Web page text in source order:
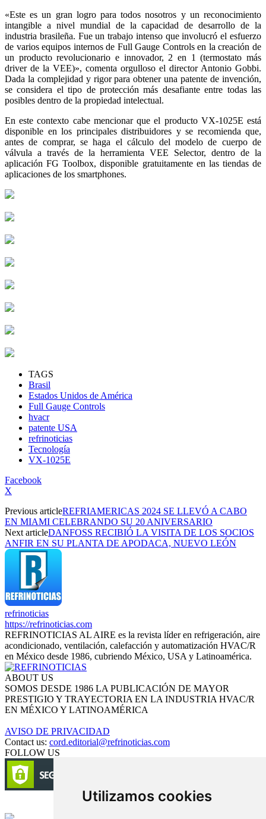
Utilizamos cookies
«Este es un gran logro para todos nosotros y un reconocimiento
intangible a nivel mundial de la capacidad de desarrollo de la
industria brasileña. Fue un trabajo intenso que involucró el esfuerzo
de varios equipos internos de Full Gauge Controls en la creación de
un producto revolucionario e innovador, 2 en 1 (termostato más
driver de la VEE)», comenta orgulloso el director Antonio Gobbi.
Dada la complejidad y rigor para obtener una patente de invención,
se considera el tipo de protección más desafiante entre todas las
posibles dentro de la propiedad intelectual.
En este contexto cabe mencionar que el producto VX-1025E está
disponible en los principales distribuidores y se recomienda que,
antes de comprar, se haga el cálculo del modelo de cuerpo de
válvula a través de la herramienta VEE Selector, dentro de la
aplicación FG Toolbox, disponible gratuitamente en las tiendas de
aplicaciones de los smartphones.
TAGS
Brasil
Estados Unidos de América
Full Gauge Controls
hvacr
patente USA
refrinoticias
Tecnología
VX-1025E
Facebook
X
Previous articleREFRIAMERICAS 2024 SE LLEVÓ A CABO
EN MIAMI CELEBRANDO SU 20 ANIVERSARIO
Next articleDANFOSS RECIBIÓ LA VISITA DE LOS SOCIOS
ANFIR EN SU PLANTA DE APODACA, NUEVO LEÓN
refrinoticias
https://refrinoticias.com
REFRINOTICIAS AL AIRE es la revista líder en refrigeración, aire
acondicionado, ventilación, calefacción y automatización HVAC/R
en México desde 1986, cubriendo México, USA y Latinoamérica.
ABOUT US
SOMOS DESDE 1986 LA PUBLICACIÓN DE MAYOR
PRESTIGIO Y TRAYECTORIA EN LA INDUSTRIA HVAC/R
EN MÉXICO Y LATINOAMÉRICA
AVISO DE PRIVACIDAD
Contact us: cord.editorial@refrinoticias.com
FOLLOW US